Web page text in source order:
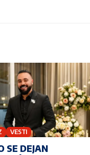
VESTI
SE DEJAN